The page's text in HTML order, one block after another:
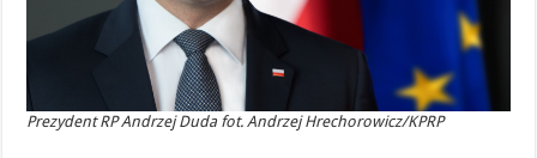
Prezydent RP Andrzej Duda fot. Andrzej Hrechorowicz/KPRP